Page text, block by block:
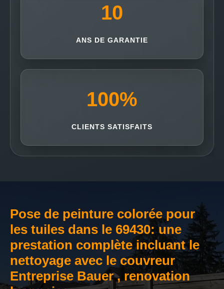
10
ANS DE GARANTIE
100%
CLIENTS SATISFAITS
Pose de peinture colorée pour
les tuiles dans le 69430: une
prestation complète incluant le
nettoyage avec le couvreur
Entreprise Bauer , renovation